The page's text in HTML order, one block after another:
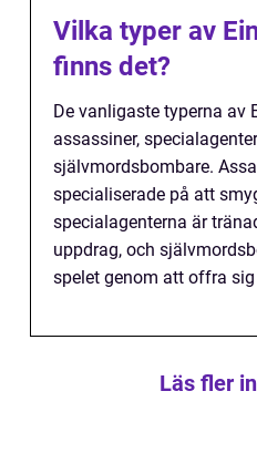
Vilka typer av
finns det?
De vanligaste typerna av
assassiner,
självmordsbombare.
specialiserade på att
specialagenterna är
uppdrag, och
spelet genom att offra
Läs fler